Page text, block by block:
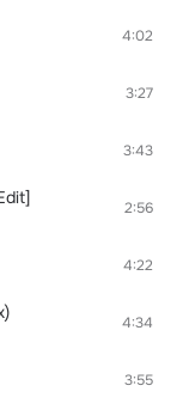
4:02
3:27
3:43
2:56
4:22
4:34
3:55